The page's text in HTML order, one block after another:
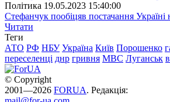
Полiтика 19.05.2023 15:40:00
Стефанчук пообіцяв постачання
Читати
Теги
АТО РФ НБУ Україна Київ Порошенко
переселенці днр гривня МВС Луганськ
© Copyright
2001—2026 FORUA. Редакція: